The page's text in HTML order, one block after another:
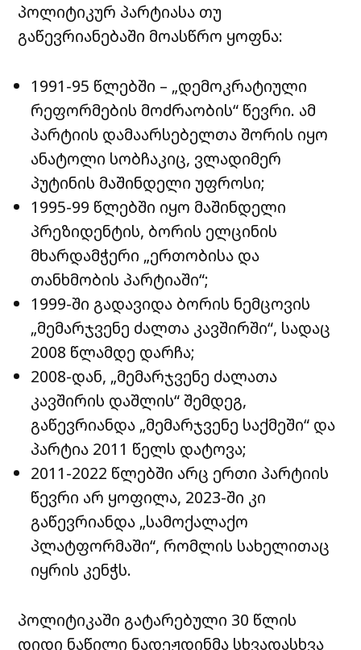
პოლიტიკურ პარტიასა თუ
გაწევრიანებაში მოასწრო ყოფნა:
1991-95 წლებში – „დემოკრატიული
რეფორმების მოძრაობის“ წევრი. ამ
პარტიის დამაარსებელთა შორის იყო
ანატოლი სობჩაკიც, ვლადიმერ
პუტინის მაშინდელი უფროსი;
1995-99 წლებში იყო მაშინდელი
პრეზიდენტის, ბორის ელცინის
მხარდამჭერი „ერთობისა და
თანხმობის პარტიაში“;
1999-ში გადავიდა ბორის ნემცოვის
„მემარჯვენე ძალთა კავშირში“, სადაც
2008 წლამდე დარჩა;
2008-დან, „მემარჯვენე ძალათა
კავშირის დაშლის“ შემდეგ,
გაწევრიანდა „მემარჯვენე საქმეში“ და
პარტია 2011 წელს დატოვა;
2011-2022 წლებში არც ერთი პარტიის
წევრი არ ყოფილა, 2023-ში კი
გაწევრიანდა „სამოქალაქო
პლატფორმაში“, რომლის სახელითაც
იყრის კენჭს.
პოლიტიკაში გატარებული 30 წლის
დიდი ნაწილი ნადეჟდინმა სხვადასხვა